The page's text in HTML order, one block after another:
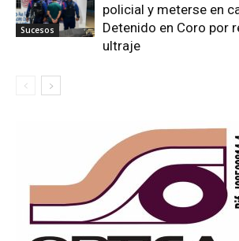
Sucesos
policial y meterse en
Detenido en Coro por
ultraje